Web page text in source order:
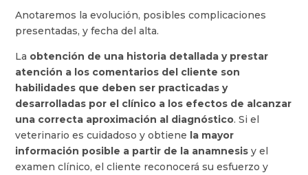
Anotaremos la evolución, posibles complicaciones
presentadas, y fecha del alta.
La obtención de una historia detallada y prestar
atención a los comentarios del cliente son
habilidades que deben ser practicadas y
desarrolladas por el clínico a los efectos de alcanzar
una correcta aproximación al diagnóstico. Si el
veterinario es cuidadoso y obtiene la mayor
información posible a partir de la anamnesis y el
examen clínico, el cliente reconocerá su esfuerzo y